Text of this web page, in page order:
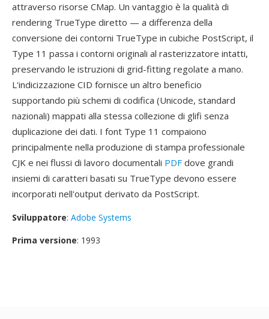
attraverso risorse CMap. Un vantaggio è la qualità di
rendering TrueType diretto — a differenza della
conversione dei contorni TrueType in cubiche PostScript, il
Type 11 passa i contorni originali al rasterizzatore intatti,
preservando le istruzioni di grid-fitting regolate a mano.
L'indicizzazione CID fornisce un altro beneficio
supportando più schemi di codifica (Unicode, standard
nazionali) mappati alla stessa collezione di glifi senza
duplicazione dei dati. I font Type 11 compaiono
principalmente nella produzione di stampa professionale
CJK e nei flussi di lavoro documentali PDF dove grandi
insiemi di caratteri basati su TrueType devono essere
incorporati nell'output derivato da PostScript.
Sviluppatore: Adobe Systems
Prima versione: 1993